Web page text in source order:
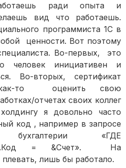
ради опыта и
вид что работаешь.
программиста 1С в
ценности. Вот поэтому
Во-первых, это
человек инициативен и
Во-вторых, сертификат
как-то оценить свою
отчетах своих коллег
я довольно часто
код , например в запросе
«ГДЕ
= &Счет». На
лишь бы работало.